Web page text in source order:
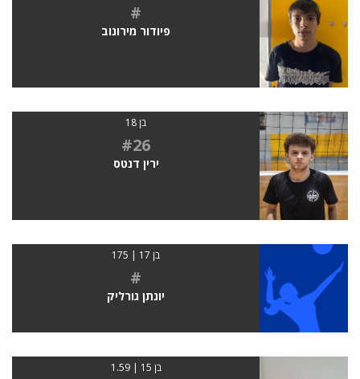
#
פיודור מירונוב
בן 18
#26
ירין דנטס
בן 17 | 175
#
‪יונתן גורליק
בן 15 | 1.59